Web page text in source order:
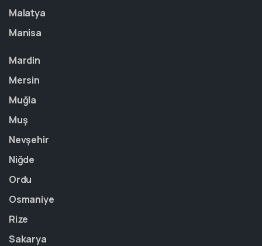
Malatya
Manisa
Mardin
Mersin
Muğla
Muş
Nevşehir
Niğde
Ordu
Osmaniye
Rize
Sakarya